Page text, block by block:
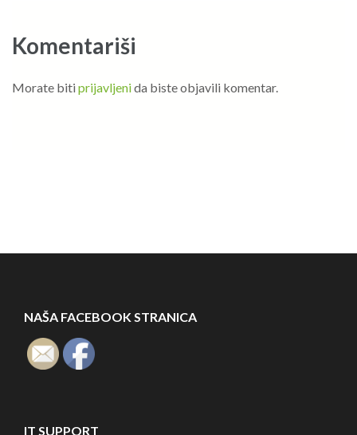
Komentariši
Morate biti prijavljenida biste objavili komentar.
NAŠA FACEBOOK STRANICA
IT SUPPORT